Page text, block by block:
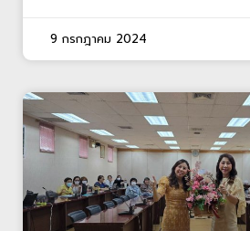
9 กรกฎาคม 2024